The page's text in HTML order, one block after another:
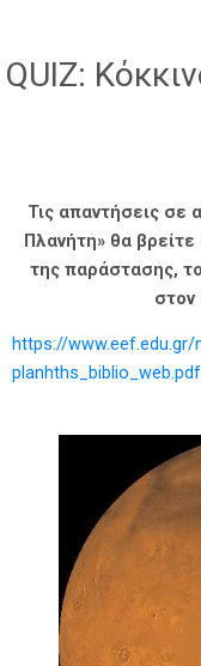
QUIZ:
Τις απαντήσεις σε
Πλανήτη» θα
της παράστασης,
https://
planhths_biblio_web.pdf